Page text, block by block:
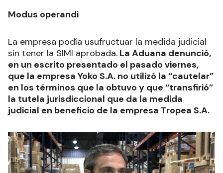
Modus operandi
La empresa podía usufructuar la medida judicial
sin tener la SIMI aprobada. La Aduana denunció,
en un escrito presentado el pasado viernes,
que la empresa Yoko S.A. no utilizó la “cautelar”
en los términos que la obtuvo y que “transfirió”
la tutela jurisdiccional que da la medida
judicial en beneficio de la empresa Tropea S.A.